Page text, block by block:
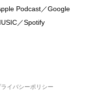
Podcast／Google
／Spotify
ライバシーポリシー